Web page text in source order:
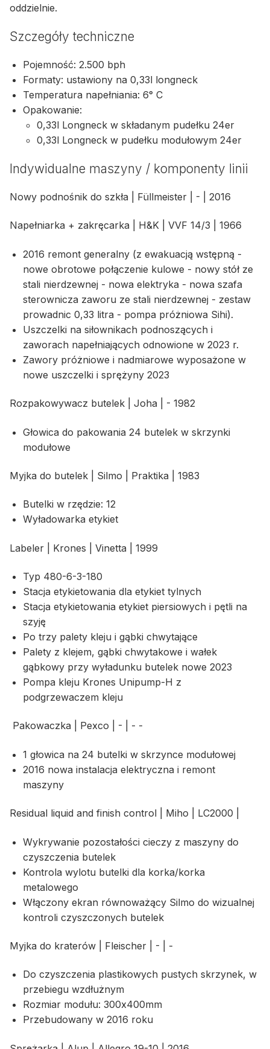
oddzielnie.
Szczegóły techniczne
Pojemność: 2.500 bph
Formaty: ustawiony na 0,33l longneck
Temperatura napełniania: 6° C
Opakowanie:
0,33l Longneck w składanym pudełku 24er
0,33l Longneck w pudełku modułowym 24er
Indywidualne maszyny / komponenty linii
Nowy podnośnik do szkła | Füllmeister | - | 2016
Napełniarka + zakręcarka | H&K | VVF 14/3 | 1966
2016 remont generalny (z ewakuacją wstępną -
nowe obrotowe połączenie kulowe - nowy stół ze
stali nierdzewnej - nowa elektryka - nowa szafa
sterownicza zaworu ze stali nierdzewnej - zestaw
prowadnic 0,33 litra - pompa próżniowa Sihi).
Uszczelki na siłownikach podnoszących i
zaworach napełniających odnowione w 2023 r.
Zawory próżniowe i nadmiarowe wyposażone w
nowe uszczelki i sprężyny 2023
Rozpakowywacz butelek | Joha | - 1982
Głowica do pakowania 24 butelek w skrzynki
modułowe
Myjka do butelek | Silmo | Praktika | 1983
Butelki w rzędzie: 12
Wyładowarka etykiet
Labeler | Krones | Vinetta | 1999
Typ 480-6-3-180
Stacja etykietowania dla etykiet tylnych
Stacja etykietowania etykiet piersiowych i pętli na
szyję
Po trzy palety kleju i gąbki chwytające
Palety z klejem, gąbki chwytakowe i wałek
gąbkowy przy wyładunku butelek nowe 2023
Pompa kleju Krones Unipump-H z
podgrzewaczem kleju
Pakowaczka | Pexco | - | - -
1 głowica na 24 butelki w skrzynce modułowej
2016 nowa instalacja elektryczna i remont
maszyny
Residual liquid and finish control | Miho | LC2000 |
Wykrywanie pozostałości cieczy z maszyny do
czyszczenia butelek
Kontrola wylotu butelki dla korka/korka
metalowego
Włączony ekran równoważący Silmo do wizualnej
kontroli czyszczonych butelek
Myjka do kraterów | Fleischer | - | -
Do czyszczenia plastikowych pustych skrzynek, w
przebiegu wzdłużnym
Rozmiar modułu: 300x400mm
Przebudowany w 2016 roku